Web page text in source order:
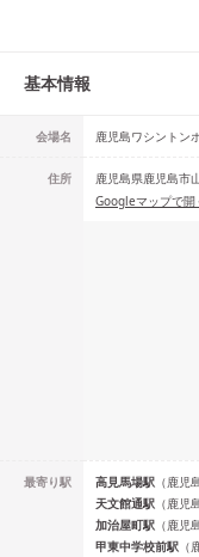
基本情報
会場名 鹿児島ワシントン
住所
鹿児島県鹿児島市
Googleマップで開
最寄り駅 高見馬場駅 （鹿児
天文館通駅 （鹿児
加治屋町駅 （鹿児
甲東中学校前駅 （